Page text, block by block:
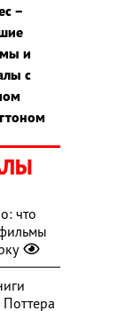
–
и
с
что
Поттера